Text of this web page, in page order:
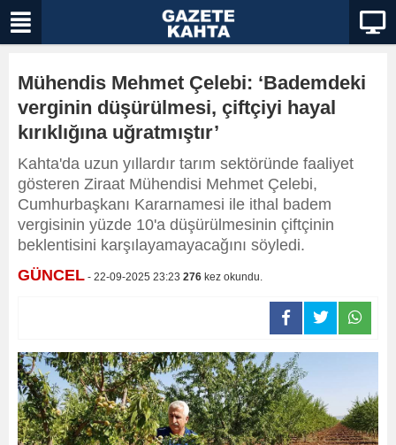
Mühendis Mehmet Çelebi: ‘Bademdeki
verginin düşürülmesi, çiftçiyi hayal
kırıklığına uğratmıştır’
Kahta'da uzun yıllardır tarım sektöründe faaliyet
gösteren Ziraat Mühendisi Mehmet Çelebi,
Cumhurbaşkanı Kararnamesi ile ithal badem
vergisinin yüzde 10'a düşürülmesinin çiftçinin
beklentisini karşılayamayacağını söyledi.
GÜNCEL - 22-09-2025 23:23 276 kez okundu.